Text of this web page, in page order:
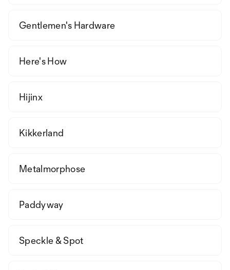
Gentlemen's Hardware
Here's How
Hijinx
Kikkerland
Metalmorphose
Paddyway
Speckle & Spot